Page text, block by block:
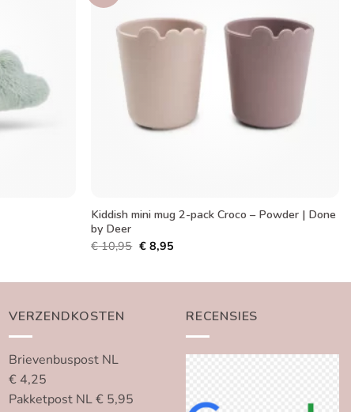
verlanglijst
Kiddish mini mug 2-pack Croco – Powder | Done
by Deer
€10,95 Oorspronkelijke
prijs
€8,95Huidige
VERZENDKOSTEN
Brievenbuspost NL
€ 4,25
Pakketpost NL € 5,95
RECENSIES